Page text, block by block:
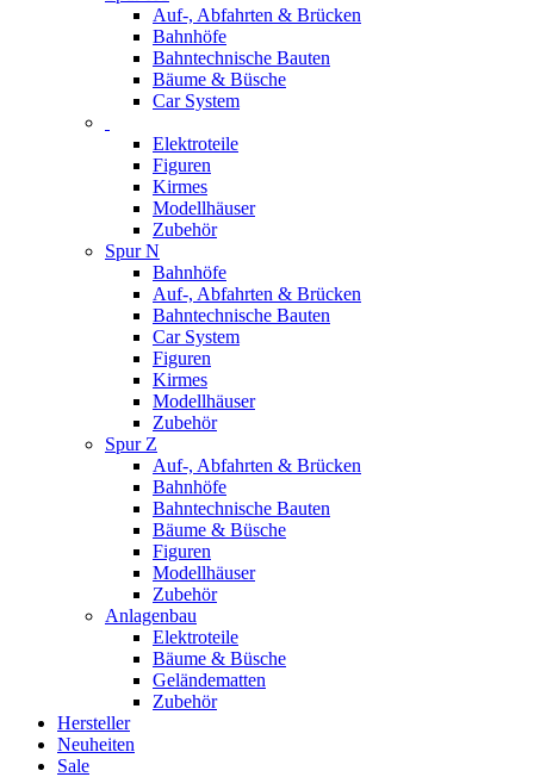
Auf-, Abfahrten & Brücken
Bahnhöfe
Bahntechnische Bauten
Bäume & Büsche
Car System
Elektroteile
Figuren
Kirmes
Modellhäuser
Zubehör
Spur N
Bahnhöfe
Auf-, Abfahrten & Brücken
Bahntechnische Bauten
Car System
Figuren
Kirmes
Modellhäuser
Zubehör
Spur Z
Auf-, Abfahrten & Brücken
Bahnhöfe
Bahntechnische Bauten
Bäume & Büsche
Figuren
Modellhäuser
Zubehör
Anlagenbau
Elektroteile
Bäume & Büsche
Geländematten
Zubehör
Hersteller
Neuheiten
Sale